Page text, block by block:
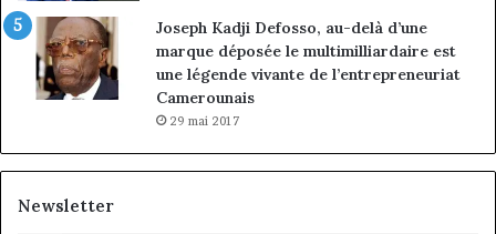
Joseph Kadji Defosso, au-delà d’une
marque déposée le multimilliardaire est
une légende vivante de l’entrepreneuriat
Camerounais
29 mai 2017
Newsletter